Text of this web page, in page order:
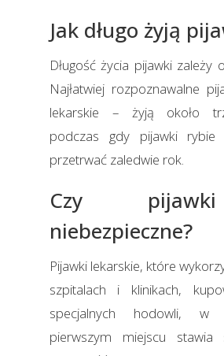
Jak długo żyją
Długość życia pijawki zależy
Najłatwiej rozpoznawalne
lekarskie – żyją około
podczas gdy pijawki
przetrwać zaledwie rok.
Czy
niebezpieczne?
Pijawki lekarskie, które
szpitalach i klinikach,
specjalnych hodowli,
pierwszym miejscu